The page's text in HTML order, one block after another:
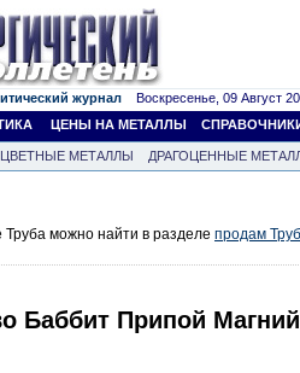
журнал Воскресенье, 09 Август
ЦЕНЫ НА МЕТАЛЛЫ
ЦВЕТНЫЕ МЕТАЛЛЫ
ДРАГОЦЕННЫЕ
можно найти в разделе продам
Баббит Припой Магний